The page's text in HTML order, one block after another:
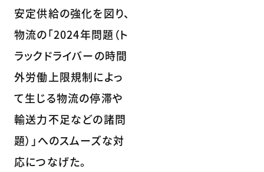
安定供給の強化を図り、
物流の「2024年問題（ト
ラックドライバーの時間
外労働上限規制によっ
て生じる物流の停滞や
輸送力不足などの諸問
題）」へのスムーズな対
応につなげた。